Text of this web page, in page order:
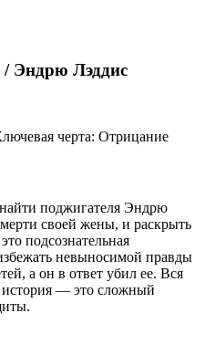
/ Эндрю Лэддис
черта: Отрицание
поджигателя Эндрю
своей жены, и раскрыть
подсознательная
невыносимой правды
а он в ответ убил ее. Вся
— это сложный